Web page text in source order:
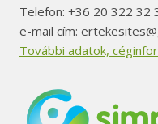
Telefon: +36 20 322 32
e-mail cím:
További adatok,